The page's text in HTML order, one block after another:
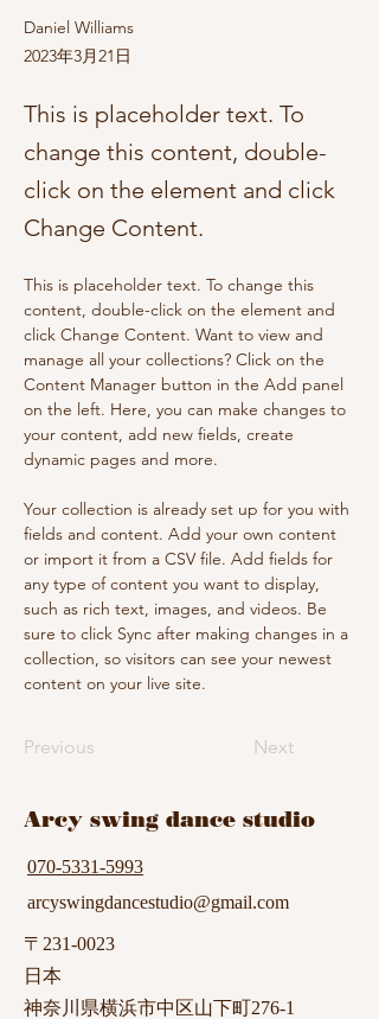
Daniel Williams
2023年3月21日
This is placeholder text. To
change this content, double-
click on the element and click
Change Content.
This is placeholder text. To change this
content, double-click on the element and
click Change Content. Want to view and
manage all your collections? Click on the
Content Manager button in the Add panel
on the left. Here, you can make changes to
your content, add new fields, create
dynamic pages and more.
Your collection is already set up for you with
fields and content. Add your own content
or import it from a CSV file. Add fields for
any type of content you want to display,
such as rich text, images, and videos. Be
sure to click Sync after making changes in a
collection, so visitors can see your newest
content on your live site.
Previous Next
​Arcy swing dance studio
070-5331-5993
arcyswingdancestudio@gmail.com
〒231-0023
日本
神奈川県横浜市中区山下町276-1